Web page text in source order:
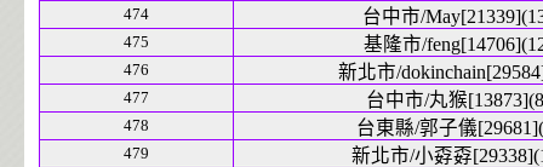
474 台中市/
475 基隆市/
476 新北市/
477 台中市/丸猴
478 台東縣/郭子儀
479 新北市/小孬孬